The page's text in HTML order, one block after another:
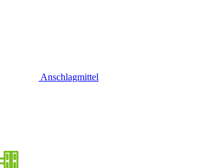
Anschlagmittel